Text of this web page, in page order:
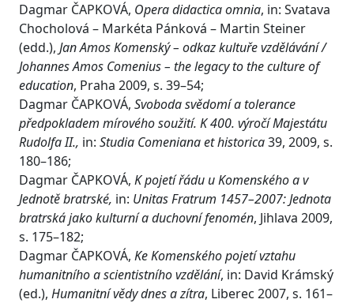
Dagmar ČAPKOVÁ, Opera didactica omnia, in: Svatava
Chocholová – Markéta Pánková – Martin Steiner
(edd.), Jan Amos Komenský – odkaz kultuře vzdělávání /
Johannes Amos Comenius – the legacy to the culture of
education, Praha 2009, s. 39–54;
Dagmar ČAPKOVÁ, Svoboda svědomí a tolerance
předpokladem mírového soužití. K 400. výročí Majestátu
Rudolfa II., in: Studia Comeniana et historica39, 2009, s.
180–186;
Dagmar ČAPKOVÁ, K pojetí řádu u Komenského a v
Jednotě bratrské, in: Unitas Fratrum 1457–2007: Jednota
bratrská jako kulturní a duchovní fenomén, Jihlava 2009,
s. 175–182;
Dagmar ČAPKOVÁ, Ke Komenského pojetí vztahu
humanitního a scientistního vzdělání, in: David Krámský
(ed.), Humanitní vědy dnes a zítra, Liberec 2007, s. 161–